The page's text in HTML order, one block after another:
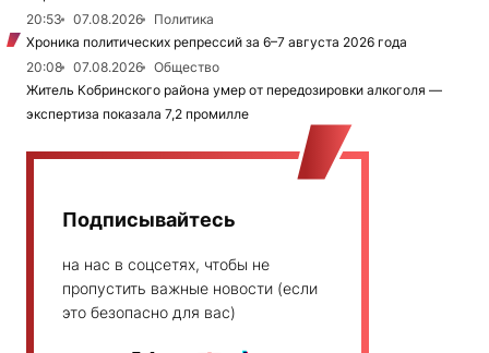
20:53
07.08.2026
Политика
Хроника политических репрессий за 6–7 августа 2026 года
20:08
07.08.2026
Общество
Житель Кобринского района умер от передозировки алкоголя —
экспертиза показала 7,2 промилле
Подписывайтесь
на нас в соцсетях, чтобы не
пропустить важные новости (если
это безопасно для вас)